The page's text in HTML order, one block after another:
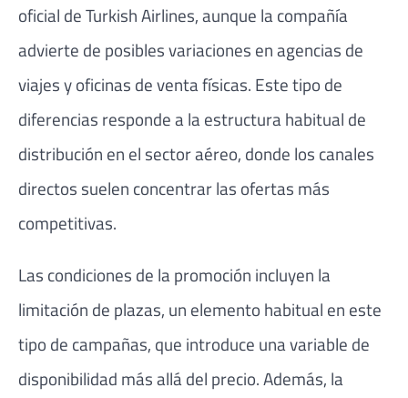
oficial de Turkish Airlines, aunque la compañía
advierte de posibles variaciones en agencias de
viajes y oficinas de venta físicas. Este tipo de
diferencias responde a la estructura habitual de
distribución en el sector aéreo, donde los canales
directos suelen concentrar las ofertas más
competitivas.
Las condiciones de la promoción incluyen la
limitación de plazas, un elemento habitual en este
tipo de campañas, que introduce una variable de
disponibilidad más allá del precio. Además, la